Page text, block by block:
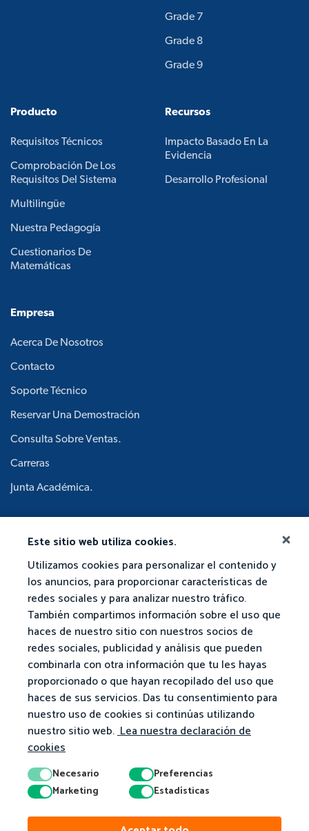
Este sitio web utiliza cookies.
Utilizamos cookies para personalizar el contenido y
los anuncios, para proporcionar características de
redes sociales y para analizar nuestro tráfico.
También compartimos información sobre el uso que
haces de nuestro sitio con nuestros socios de
redes sociales, publicidad y análisis que pueden
combinarla con otra información que tu les hayas
proporcionado o que hayan recopilado del uso que
haces de sus servicios. Das tu consentimiento para
nuestro uso de cookies si continúas utilizando
nuestro sitio web.Lea nuestra declaración de
cookies
Necesario
Preferencias
Marketing
Estadísticas
Grade 7
Grade 8
Grade 9
Producto
Requisitos Técnicos
Comprobación De Los
Requisitos Del Sistema
Multilingüe
Nuestra Pedagogía
Cuestionarios De
Matemáticas
Recursos
Impacto Basado En La
Evidencia
Desarrollo Profesional
Empresa
Acerca De Nosotros
Contacto
Soporte Técnico
Reservar Una Demostración
Consulta Sobre Ventas.
Carreras
Junta Académica.